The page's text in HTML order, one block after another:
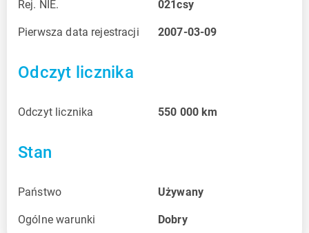
Rej. NIE. 021csy
Pierwsza data rejestracji 2007-03-09
Odczyt licznika
Odczyt licznika 550 000 km
Stan
Państwo Używany
Ogólne warunki Dobry